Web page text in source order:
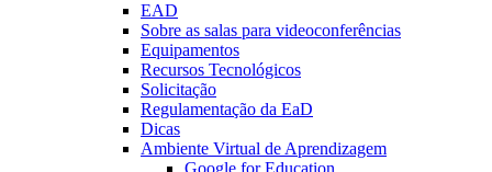
EAD
Sobre as salas para videoconferências
Equipamentos
Recursos Tecnológicos
Solicitação
Regulamentação da EaD
Dicas
Ambiente Virtual de Aprendizagem
Google for Education